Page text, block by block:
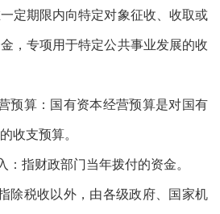
定期限内向特定对象征收、收取或
，专项用于特定公共事业发展的收
预算 ：国有资本经营预算是对国有
收支预算。
： 指财政部门当年拨付的资金。
除税收以外，由各级政府、国家机